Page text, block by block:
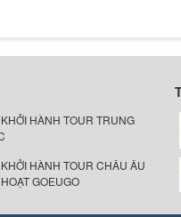
HÀNH TOUR TRUNG
HÀNH TOUR CHÂU ÂU
GOEUGO